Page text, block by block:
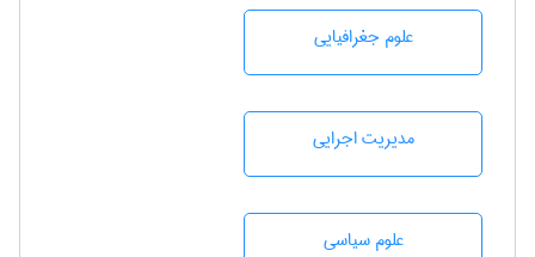
علوم جغرافيايی
مديريت اجرايی
علوم سياسی